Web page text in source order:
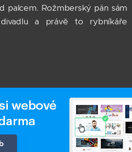
palcem. Rožmberský pán sám
a právě to rybníkáře